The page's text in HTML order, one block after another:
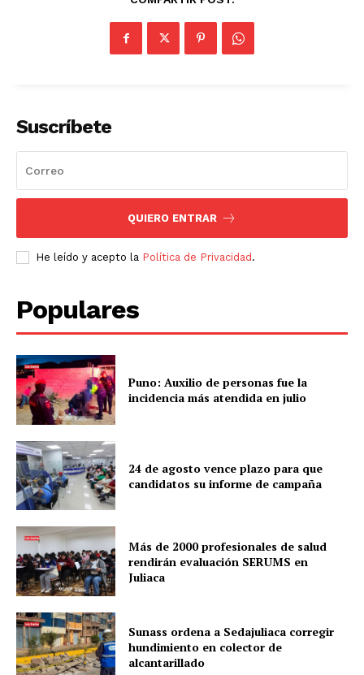
Suscríbete
QUIERO ENTRAR
He leído y acepto la Política de Privacidad .
Populares
Puno: Auxilio de personas fue la
incidencia más atendida en julio
24 de agosto vence plazo para que
candidatos su informe de campaña
Más de 2000 profesionales de salud
rendirán evaluación SERUMS en
Juliaca
Sunass ordena a Sedajuliaca corregir
hundimiento en colector de
alcantarillado